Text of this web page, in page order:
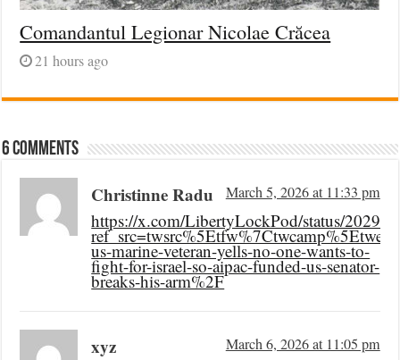
Comandantul Legionar Nicolae Crăcea
21 hours ago
6 comments
Christinne Radu March 5, 2026 at 11:33 pm
https://x.com/LibertyLockPod/status/
us-marine-veteran-yells-no-one-wants-to-
fight-for-israel-so-aipac-funded-us-senator-
breaks-his-arm%2F
xyz March 6, 2026 at 11:05 pm